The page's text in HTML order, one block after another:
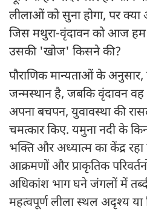
लीलाओं को सुना होगा, पर
जिस मथुरा-वृंदावन को आज हम
उसकी 'खोज' किसने की?
पौराणिक मान्यताओं के
जन्मस्थान है, जबकि वृंदावन वह
अपना बचपन, युवावस्था की
चमत्कार किए. यमुना नदी के
भक्ति और अध्यात्म का केंद्र
आक्रमणों और प्राकृतिक
अधिकांश भाग घने जंगलों में
महत्वपूर्ण लीला स्थल अदृश्य या